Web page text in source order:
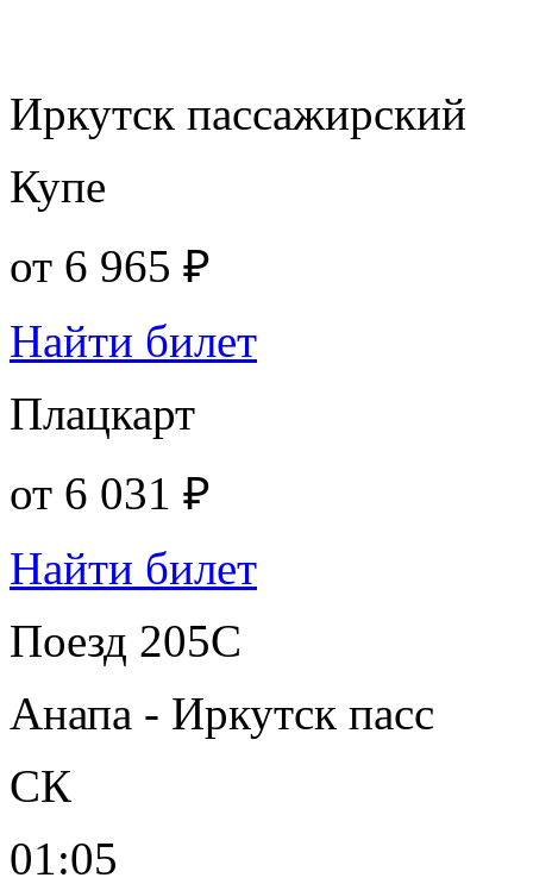
Иркутск пассажирский
Купе
от 6 965 ₽
Найти билет
Плацкарт
от 6 031 ₽
Найти билет
Поезд 205С
Анапа - Иркутск пасс
СК
01:05